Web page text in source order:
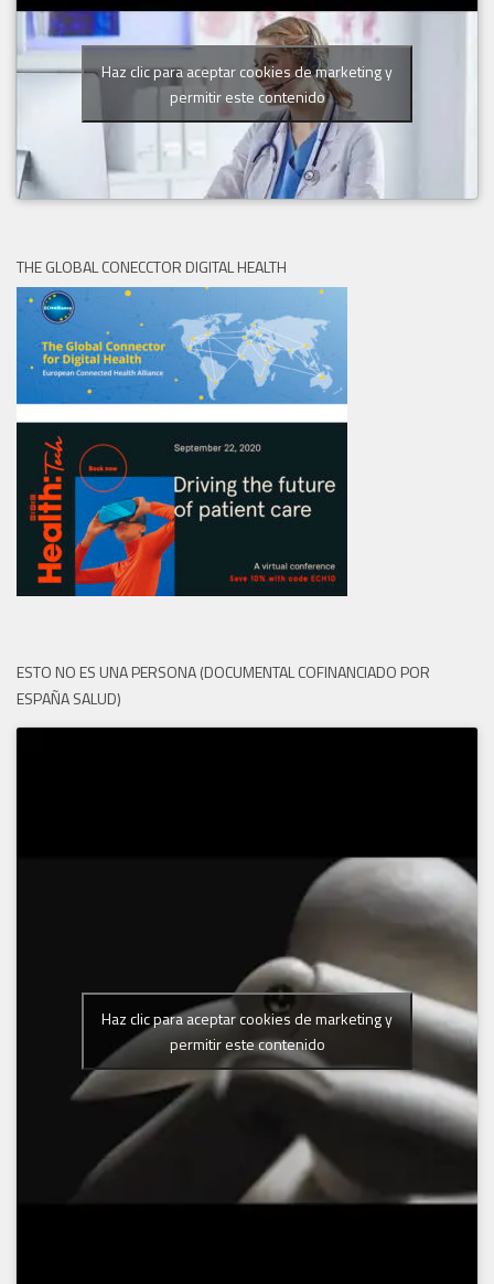
Haz clic para aceptar cookies de marketing y
permitir este contenido
THE GLOBAL CONECCTOR DIGITAL HEALTH
ESTO NO ES UNA PERSONA (DOCUMENTAL COFINANCIADO POR
ESPAÑA SALUD)
Haz clic para aceptar cookies de marketing y
permitir este contenido